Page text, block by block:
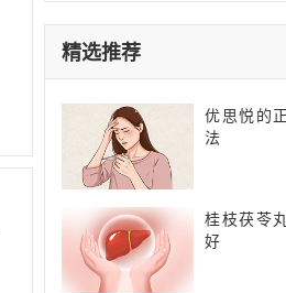
精选推荐
优思悦的
法
桂枝茯苓
好